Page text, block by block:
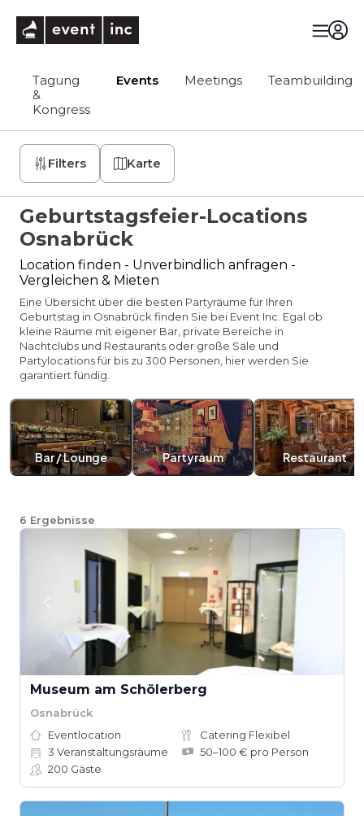
Tagung
&
Kongress
Events Meetings Teambuilding
Filters Karte
Geburtstagsfeier-Locations
Osnabrück
Location finden - Unverbindlich anfragen -
Vergleichen & Mieten
Eine Übersicht über die besten Partyräume für Ihren
Geburtstag in Osnabrück finden Sie bei Event Inc. Egal ob
kleine Räume mit eigener Bar, private Bereiche in
Nachtclubs und Restaurants oder große Säle und
Partylocations für bis zu 300 Personen, hier werden Sie
garantiert fündig.
Bar / Lounge Partyraum Restaurant
6 Ergebnisse
Museum am Schölerberg
Osnabrück
Eventlocation
Catering Flexibel
3 Veranstaltungsräume
50–100 € pro Person
200 Gäste